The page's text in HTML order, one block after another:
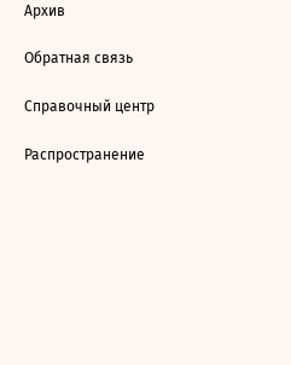
Архив
Обратная связь
Справочный центр
Распространение